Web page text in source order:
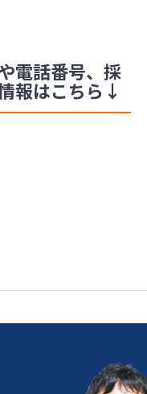
電話番号、採
報はこちら↓